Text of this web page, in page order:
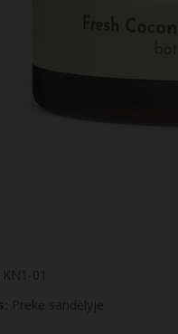
KN1-01
Prekė sandėlyje